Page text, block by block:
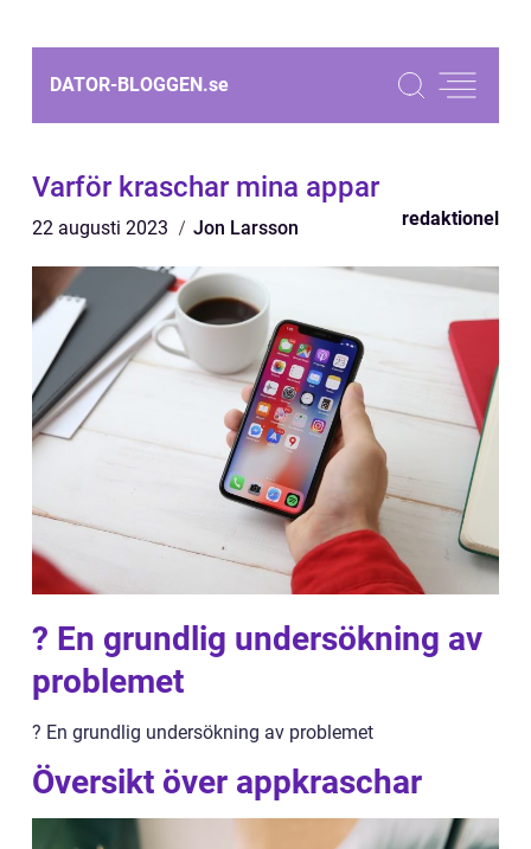
DATOR-BLOGGEN.se
Varför kraschar mina appar
22 augusti 2023 Jon Larsson redaktionel
? En grundlig undersökning av
problemet
? En grundlig undersökning av problemet
Översikt över appkraschar